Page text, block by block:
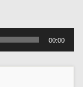
00:00